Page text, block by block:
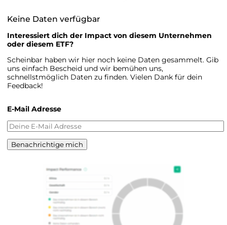
Keine Daten verfügbar
Interessiert dich der Impact von diesem Unternehmen
oder diesem ETF?
Scheinbar haben wir hier noch keine Daten gesammelt. Gib
uns einfach Bescheid und wir bemühen uns,
schnellstmöglich Daten zu finden. Vielen Dank für dein
Feedback!
E-Mail Adresse
Benachrichtige mich